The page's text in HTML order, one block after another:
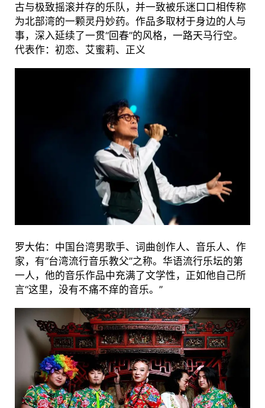
古与极致摇滚并存的乐队，并一致被乐迷口口相传称
为北部湾的一颗灵丹妙药。作品多取材于身边的人与
事，深入延续了一贯“回春”的风格，一路天马行空。
代表作：初恋、艾蜜莉、正义
罗大佑：中国台湾男歌手、词曲创作人、音乐人、作
家，有“台湾流行音乐教父”之称。华语流行乐坛的第
一人，他的音乐作品中充满了文学性，正如他自己所
言“这里，没有不痛不痒的音乐。”